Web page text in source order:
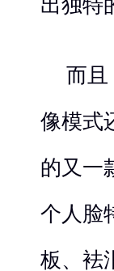
出独特
而且
像模式
的又一
个人脸
板、袪